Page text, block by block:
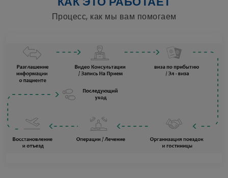
Процесс, как мы вам помогаем